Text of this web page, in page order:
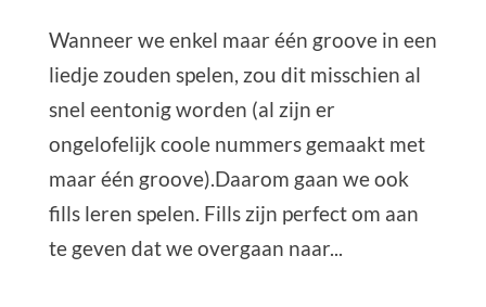
Wanneer we enkel maar één groove in een
liedje zouden spelen, zou dit misschien al
snel eentonig worden (al zijn er
ongelofelijk coole nummers gemaakt met
maar één groove).Daarom gaan we ook
fills leren spelen. Fills zijn perfect om aan
te geven dat we overgaan naar...